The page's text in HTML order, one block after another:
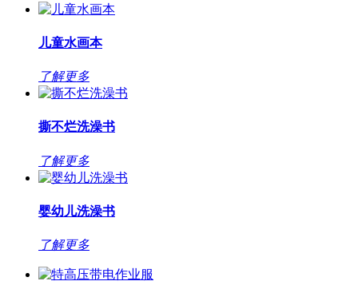
儿童水画本
了解更多
撕不烂洗澡书
了解更多
婴幼儿洗澡书
了解更多